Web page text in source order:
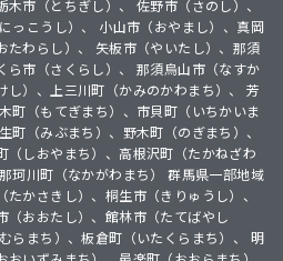
市（とちぎし）、 佐野市（さのし）、
っこうし）、 小山市（おやまし）、真岡
たわらし）、 矢板市（やいたし）、那須
ら市（さくらし）、 那須烏山市（なすか
し）、上三川町（かみのかわまち）、 芳
町（もてぎまち）、市貝町（いちかいま
町（みぶまち）、野木町（のぎまち）、
（しおやまち）、高根沢町（たかねざわ
珂川町（なかがわまち） 群馬県一部地域
かさきし）、桐生市（きりゅうし）、
（おおたし）、館林市（たてばやし
らまち）、板倉町（いたくらまち）、 明